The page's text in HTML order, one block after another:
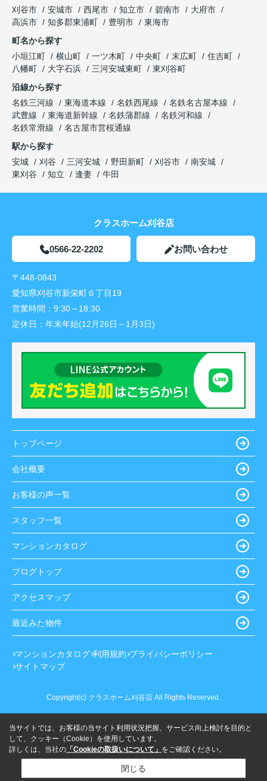
刈谷市
安城市 西尾市 知立市 碧南市
大府市
高浜市
知多郡東浦町 豊明市
東海市
町名から探す
小垣江町
横山町 一ツ木町 中央町 末広町
住吉町
八幡町
大字石浜 三河安城東町
東刈谷町
沿線から探す
名鉄三河線
東海道本線 名鉄西尾線
名鉄名古屋本線
武豊線
東海道新幹線 名鉄蒲郡線
名鉄河和線
名鉄常滑線
名古屋市営桜通線
駅から探す
安城
刈谷 三河安城 野田新町 刈谷市
南安城
東刈谷
知立 逢妻 牛田
クラスホーム刈谷店
0566-22-2202 お問い合わせ
〒448-0843
愛知県刈谷市新栄町６丁目19
営業時間： 9:30～18:30
定休日： 年末年始(12月26日～1月3日)
トップページ
会社概要
お客様の声一覧
スタッフ一覧
マンションカタログ
ブログトップ
アクセスマップ
最近みた物件
マンションカタログ 利用規約 プライバシーポリシー
サイトマップ
Copyright(c) クラスホーム刈谷店 All Rights Reserved.
当サイトでは、お客様の当サイト利用状況把握、サービス向上検討を目的と
して、クッキー（Cookie）を使用しています。
詳しくは、当社の 「Cookieの取扱いについて」 をご確認ください。
閉じる